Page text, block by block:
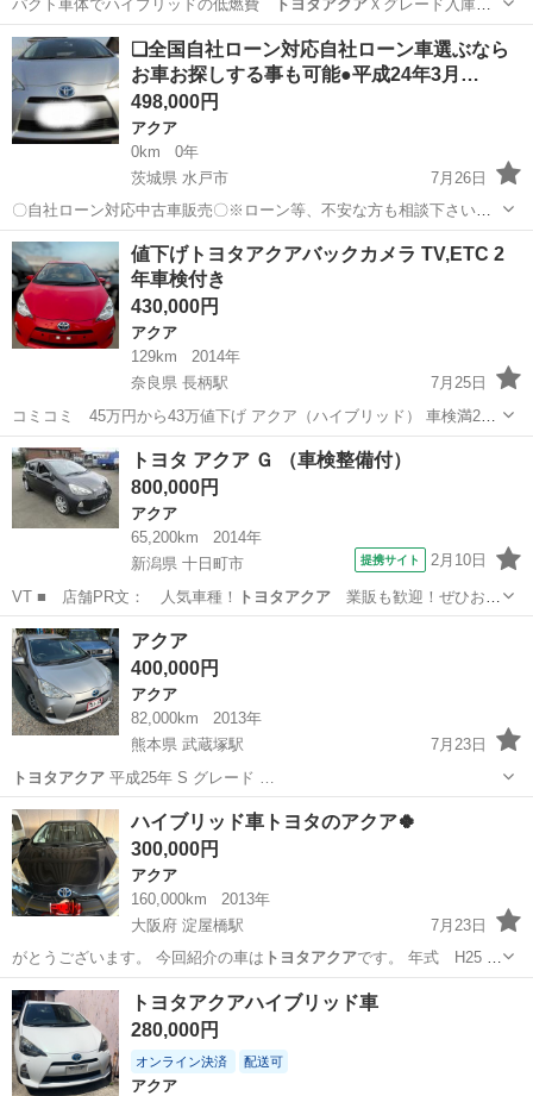
パクト車体でハイブリッドの低燃費 トヨタアクアＸグレード入庫し
ました ■ 修復歴…
広島 三原市 アクア
❑全国自社ローン対応自社ローン車選ぶなら
お車お探しする事も可能●平成24年3月…
498,000円
アクア
0km
0年
茨城県 水戸市
7月26日
〇自社ローン対応中古車販売〇※ローン等、不安な方も相談下さい※
☆どなたでもローン対応可能☆ １、勤続年数の短い方
や自営業の方 ２、パートをされる主婦の方や派遣社員の方 ３、自己破
産等をされた方や...
茨城 水戸市 アクア ローン
値下げトヨタアクアバックカメラ TV,ETC 2
年車検付き
430,000円
アクア
129km
2014年
奈良県 長柄駅
7月25日
コミコミ 45万円から43万値下げ アクア（ハイブリッド） 車検満2
年 タンプッシュスタート DAA-NHP10 グレード：S 年式：26年11月
色：アカ 走行距離: 129870Km ETC,オーナーセンサーTV ナ...
奈良 天理市 長柄駅 走行距離
トヨタ アクア Ｇ （車検整備付）
800,000円
アクア
65,200km
2014年
新潟県 十日町市
提携サイト 2月10日
VT ■ 店舗PR文： 人気車種！ トヨタアクア業販も歓迎！ぜひお問
い合わせくだ…
新潟 十日町市
アクア
400,000円
アクア
82,000km
2013年
熊本県 武蔵塚駅
7月23日
トヨタアクア
熊本 熊本市 武蔵塚駅 アクア トヨタアクア
ハイブリッド車トヨタのアクア🍀
300,000円
アクア
160,000km
2013年
大阪府 淀屋橋駅
7月23日
がとうございます。 今回紹介の車は トヨタアクアです。 年式 H25 車
検令和9年…
大阪 大阪市 淀屋橋駅 アクア ハイブリッド車
トヨタアクアハイブリッド車
280,000円
オンライン決済 配送可
アクア